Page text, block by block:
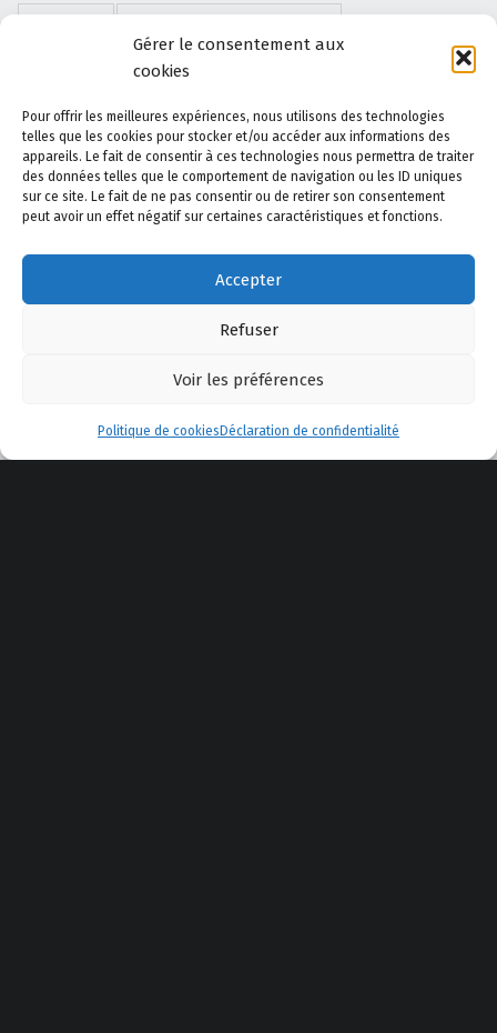
Gérer le consentement aux
cookies
Pour offrir les meilleures expériences, nous utilisons des technologies
telles que les cookies pour stocker et/ou accéder aux informations des
appareils. Le fait de consentir à ces technologies nous permettra de traiter
des données telles que le comportement de navigation ou les ID uniques
sur ce site. Le fait de ne pas consentir ou de retirer son consentement
peut avoir un effet négatif sur certaines caractéristiques et fonctions.
Accepter
Refuser
Voir les préférences
Politique de cookies Déclaration de confidentialité
Menu
JEUX DE DAMES
LES DISPARUS DES THERMES LIVRES
NOUVELLES OISEAUX PAYSAGES
SCÉNARIOS WORDPRESS ÉCRITS